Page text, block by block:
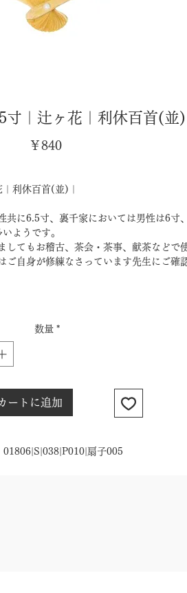
寸｜辻ヶ花｜利休百首(並
￥840価
利休百首(並)｜
共に6.5寸、裏千家においては男性は6寸
ようです。
してもお稽古、茶会・茶事、献茶などで
ご自身が修練なさっています先生にご確
数量 *
ートに追加
01806|S|038|P010|扇子005